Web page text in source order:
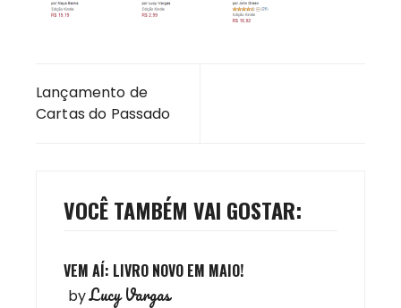
de
Post
Lançamento de
Cartas do Passado
VOCÊ TAMBÉM VAI GOSTAR:
VEM AÍ: LIVRO NOVO EM MAIO!
byLucy Vargas